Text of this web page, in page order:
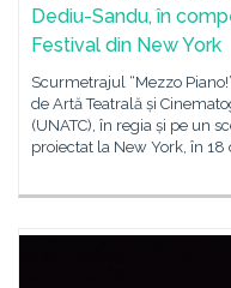
Dediu-Sandu, în
Festival din New York
Scurmetrajul “Mezzo
de Artă Teatrală și
(UNATC), în regia și pe un
proiectat la New York, în